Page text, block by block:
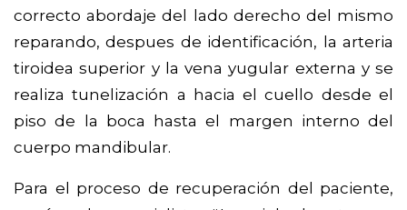
correcto abordaje del lado derecho del mismo
reparando, despues de identificación, la arteria
tiroidea superior y la vena yugular externa y se
realiza tunelización a hacia el cuello desde el
piso de la boca hasta el margen interno del
cuerpo mandibular.
Para el proceso de recuperación del paciente,